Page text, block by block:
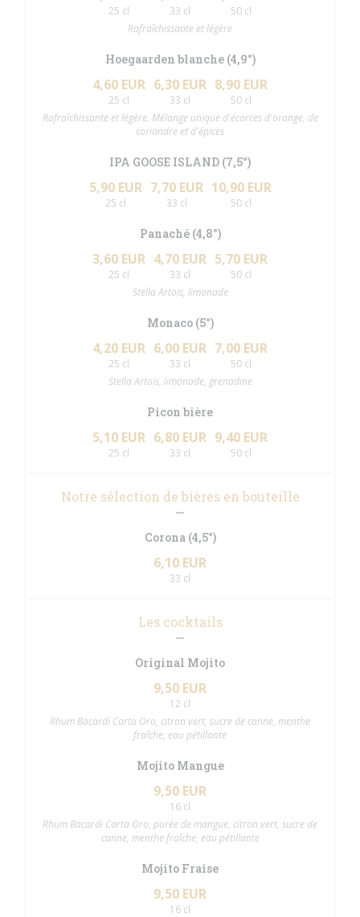
25 cl 33 cl
50 cl
Rafraîchissante et légère
Hoegaarden blanche (4,9°)
4,60 EUR
25 cl
6,30 EUR
33 cl
8,90 EUR
50 cl
Rafraîchissante et légère. Mélange unique d'écorces d'orange, de
coriandre et d'épices
IPA GOOSE ISLAND (7,5°)
5,90 EUR
25 cl
7,70 EUR
33 cl
10,90 EUR
50 cl
Panaché (4,8°)
3,60 EUR
25 cl
4,70 EUR
33 cl
5,70 EUR
50 cl
Stella Artois, limonade
Monaco (5°)
4,20 EUR
25 cl
6,00 EUR
33 cl
7,00 EUR
50 cl
Stella Artois, limonade, grenadine
Picon bière
5,10 EUR
25 cl
6,80 EUR
33 cl
9,40 EUR
50 cl
Notre sélection de bières en bouteille
Corona (4,5°)
6,10 EUR
33 cl
Les cocktails
Original Mojito
9,50 EUR
12 cl
Rhum Bacardi Carta Oro, citron vert, sucre de canne, menthe
fraîche, eau pétillante
Mojito Mangue
9,50 EUR
16 cl
Rhum Bacardi Carta Oro, purée de mangue, citron vert, sucre de
canne, menthe fraîche, eau pétillante
Mojito Fraise
9,50 EUR
16 cl